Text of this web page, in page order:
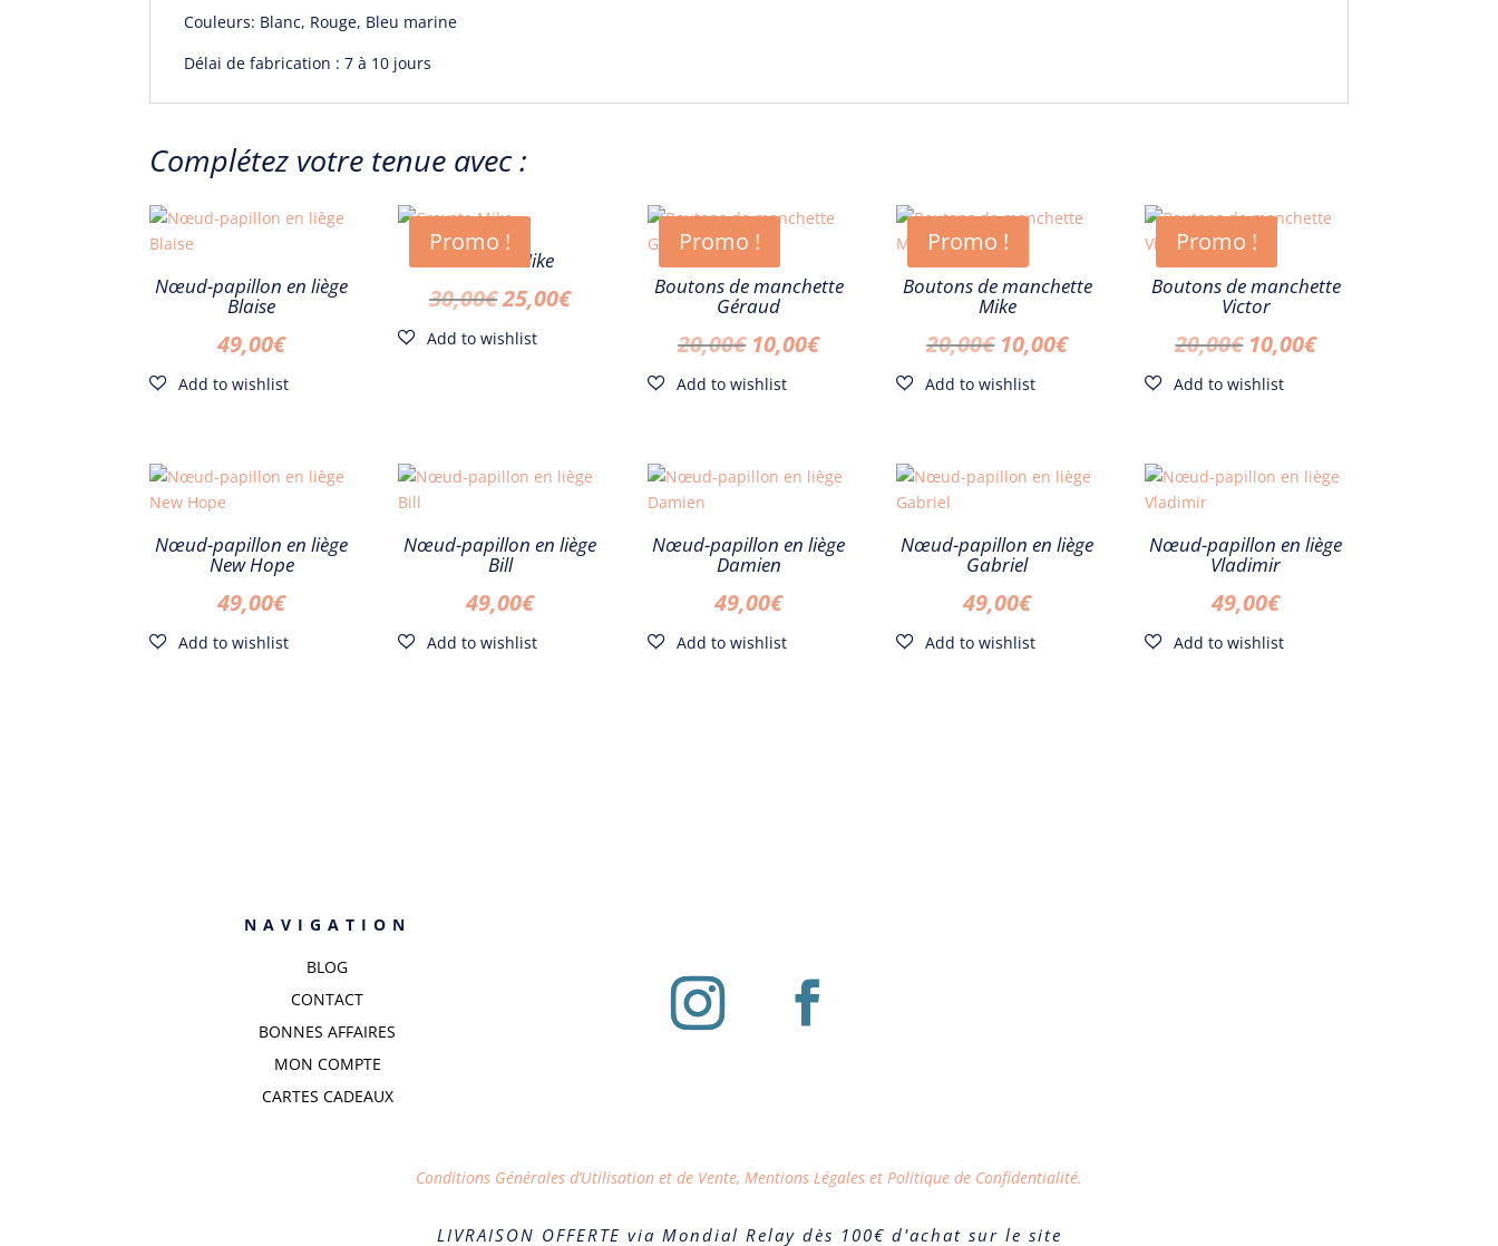
Couleurs: Blanc, Rouge, Bleu marine
Délai de fabrication : 7 à 10 jours
Complétez votre tenue avec :
Nœud-papillon en liège
Blaise
49,00€
Promo !
Cravate Mike
30,00€Le
prix
25,00€Le
Promo !
Boutons de manchette
Géraud
20,00€ Le
prix
20,00€.
10,00€Le
10,00€.
Promo !
Boutons de manchette
Mike
20,00€ Le
prix
20,00€.
10,00€Le
10,00€.
Promo !
Boutons de manchette
Victor
20,00€ Le
prix
20,00€.
10,00€Le
10,00€.
Nœud-papillon en liège
New Hope
49,00€
Nœud-papillon en liège
Bill
49,00€
Nœud-papillon en liège
Damien
49,00€
Nœud-papillon en liège
Gabriel
49,00€
Nœud-papillon en liège
Vladimir
49,00€
NAVIGATION
BLOG
CONTACT
BONNES AFFAIRES
MON COMPTE
CARTES CADEAUX
Conditions Générales d’Utilisation et de Vente, Mentions Légales et Politique de Confidentialité.
LIVRAISON OFFERTE via Mondial Relay dès 100€ d'achat sur le site